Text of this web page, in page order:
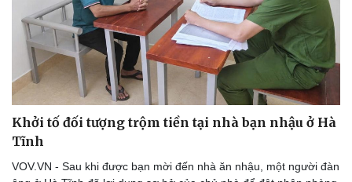
Khởi tố đối tượng trộm tiền tại nhà bạn nhậu ở Hà
Tĩnh
VOV.VN - Sau khi được bạn mời đến nhà ăn nhậu, một người đàn